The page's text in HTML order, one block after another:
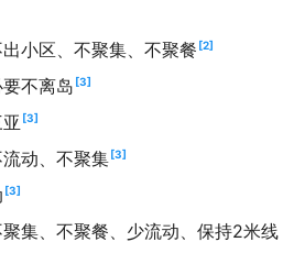
小区、不聚集、不聚餐 2
不离岛 3
3
动、不聚集 3
3
集、不聚餐、少流动、保持2米线